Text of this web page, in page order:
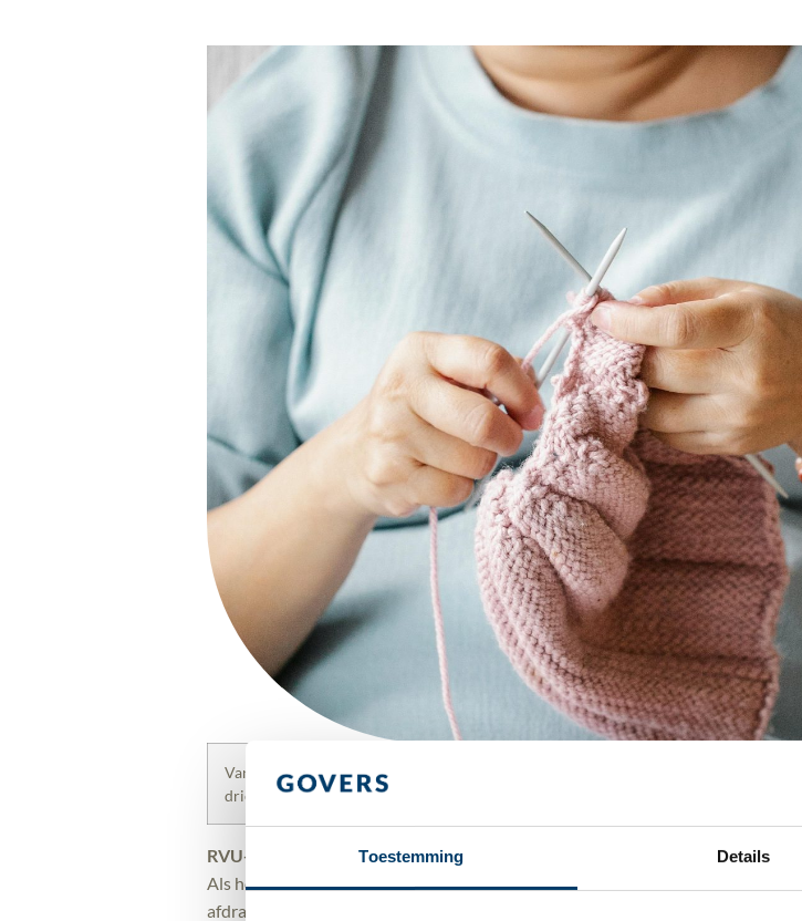
Toestemming Details
Vanaf 2026wordt de tijdelijke
drie
jaarvóórde AOW-leeftijd
RVU-uit
Als hoofdregel geldt op dit moment dat werkgevers
afdragen